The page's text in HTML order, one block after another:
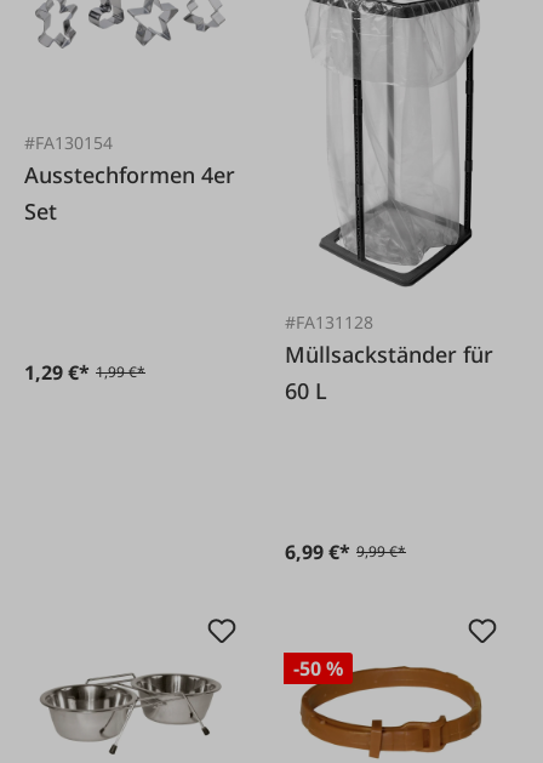
#FA130154
Ausstechformen 4er
Set
1,29 €* 1,99 €*
#FA131128
Müllsackständer für
60 L
6,99 €* 9,99 €*
-50 %